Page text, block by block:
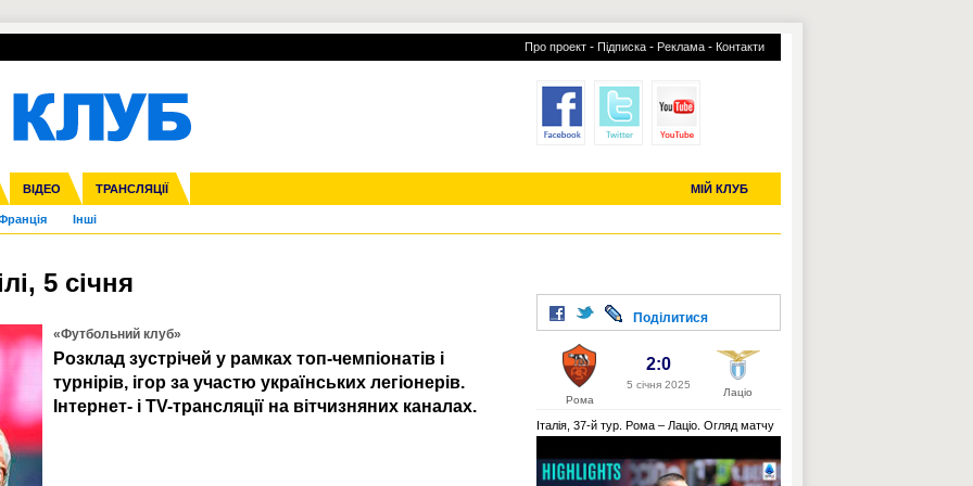
Про проект - Підписка - Реклама - Контакти
ВІДЕО ТРАНСЛЯЦІЇ МІЙ КЛУБ
ліга Кубок України Молодіжка
Ліга націй Ліга конференцій
Інші
ЧЄ-2015 (U-21)
УПЛ-ПЕРЕХОДИ УСІ ТРАНСФЕРИ
5 січня
«Футбольний клуб»
Розклад зустрічей у рамках топ-чемпіонатів і
турнірів, ігор за участю українських легіонерів.
Інтернет- і TV-трансляції на вітчизняних каналах.
Поділитися
Рома
2:0
5 січня 2025
Лаціо
Італія, 37-й тур. Рома – Лаціо. Огляд матчу